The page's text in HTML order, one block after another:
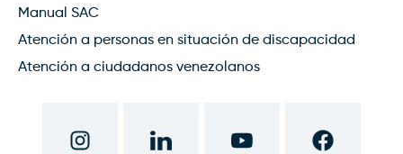
Manual SAC
Atención a personas en situación de discapacidad
Atención a ciudadanos venezolanos